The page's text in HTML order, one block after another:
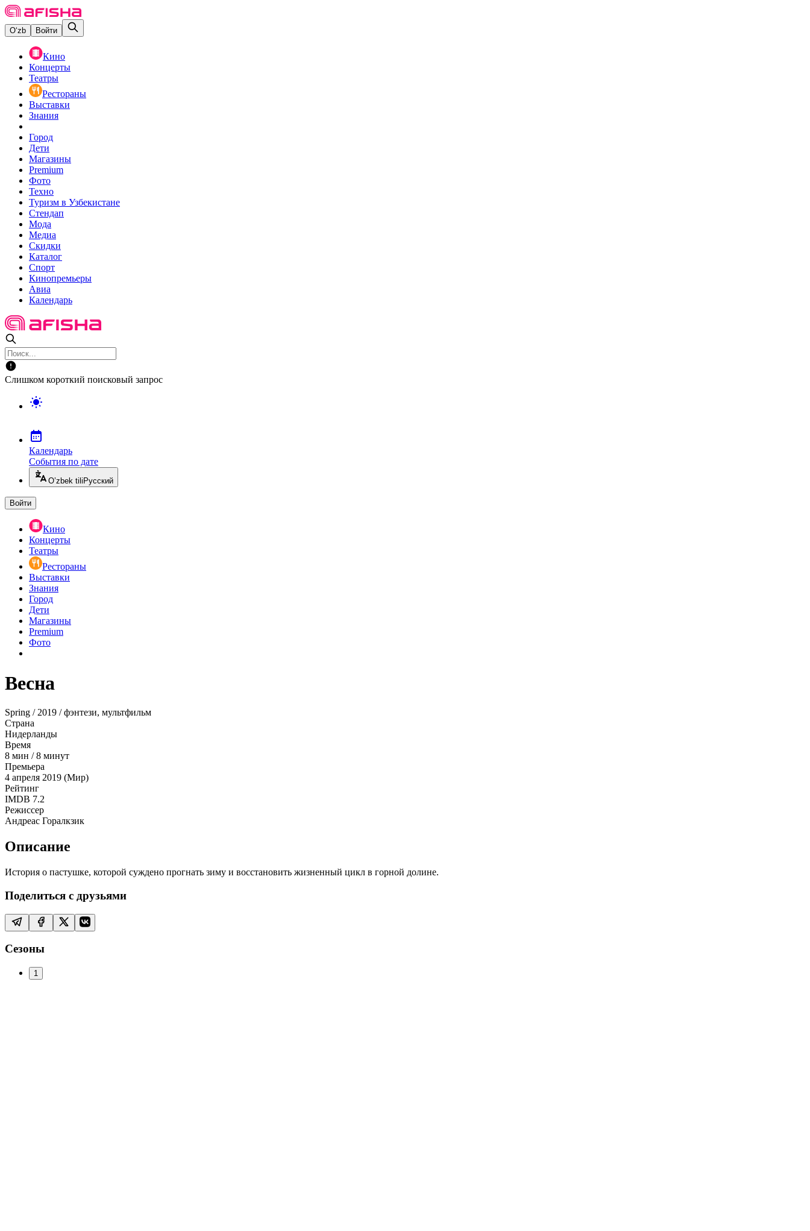
O‘zb Войти
Кино
Концерты
Театры
Рестораны
Выставки
Знания
Город
Дети
Магазины
Premium
Фото
Техно
Туризм в Узбекистане
Стендап
Мода
Медиа
Скидки
Каталог
Спорт
Кинопремьеры
Авиа
Календарь
Слишком короткий поисковый запрос
Календарь
События по дате
O’zbek tili Русский
Войти
Кино
Концерты
Театры
Рестораны
Выставки
Знания
Город
Дети
Магазины
Premium
Фото
Весна
Spring / 2019 / фэнтези, мультфильм
Страна
Нидерланды
Время
8 мин /8 минут
Премьера
4 апреля 2019 (Мир)
Рейтинг
IMDB 7.2
Режиссер
Андреас Горалкзик
Описание
История о пастушке, которой суждено прогнать зиму и восстановить жизненный цикл в горной долине.
Поделиться с друзьями
Сезоны
1